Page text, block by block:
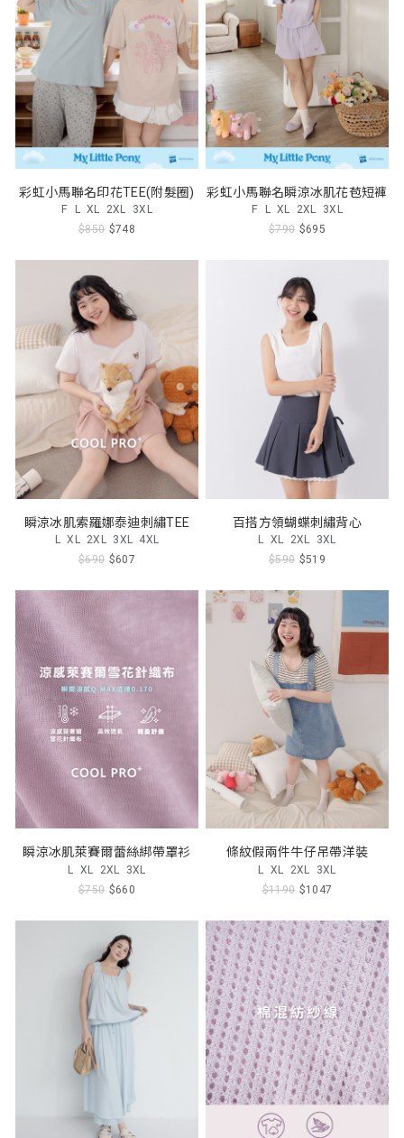
彩虹小馬聯名印花TEE(附髮圈)
F L XL 2XL 3XL
$850 $748
彩虹小馬聯名瞬涼冰肌花苞短褲
F L XL 2XL 3XL
$790 $695
瞬涼冰肌索羅娜泰迪刺繡TEE
L XL 2XL 3XL 4XL
$690 $607
百搭方領蝴蝶刺繡背心
L XL 2XL 3XL
$590 $519
瞬涼冰肌萊賽爾蕾絲綁帶罩衫
L XL 2XL 3XL
$750 $660
條紋假兩件牛仔吊帶洋裝
L XL 2XL 3XL
$1190 $1047